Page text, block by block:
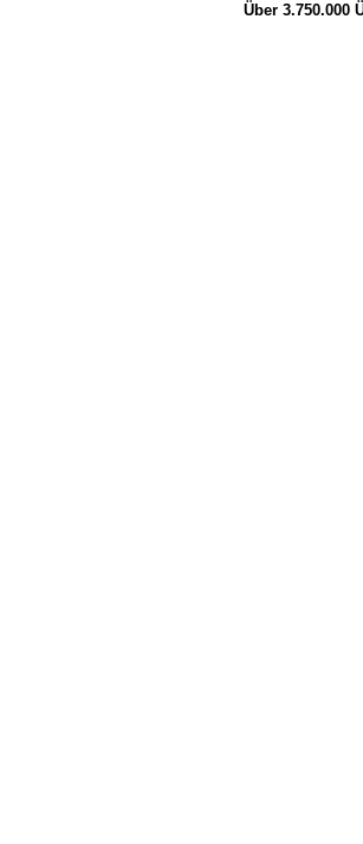
Über 3.750.000